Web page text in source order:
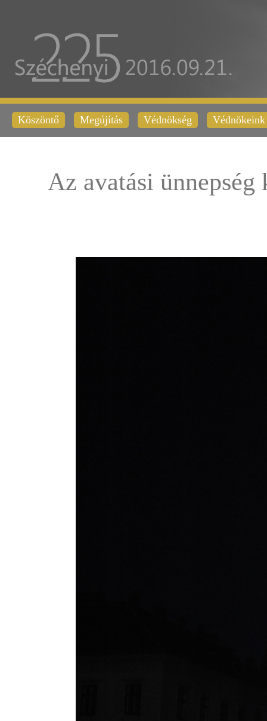
Köszöntő Megújítás Védnökség Védnökeink
Az avatási ünnepség